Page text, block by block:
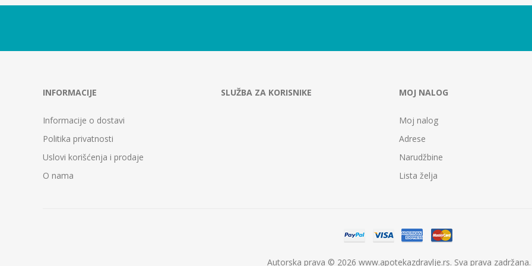
INFORMACIJE
Informacije o dostavi
Politika privatnosti
Uslovi korišćenja i prodaje
O nama
SLUŽBA ZA KORISNIKE MOJ NALOG
Moj nalog
Adrese
Narudžbine
Lista želja
Autorska prava © 2026 www.apotekazdravlje.rs. Sva prava zadržana.